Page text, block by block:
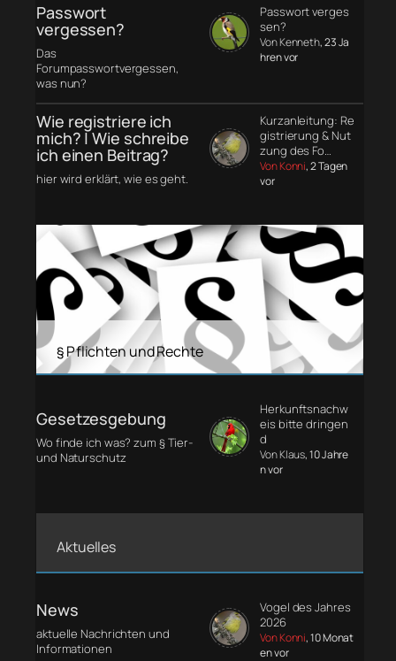
Passwort
vergessen?
Das
Forumpasswortvergessen,
was nun?
Passwort verges
sen?
Von Kenneth, 23 Ja
hren vor
Wie registriere ich
mich? | Wie schreibe
ich einen Beitrag?
hier wird erklärt, wie es geht.
Kurzanleitung: Re
gistrierung & Nut
zung des Fo…
Von Konni, 2 Tagen
vor
§ Pflichten und Rechte
Gesetzesgebung
Wo finde ich was? zum § Tier-
und Naturschutz
Herkunftsnachw
eis bitte dringen
d
Von Klaus, 10 Jahre
n vor
Aktuelles
News
aktuelle Nachrichten und
Informationen
Vogel des Jahres
2026
Von Konni, 10 Monat
en vor